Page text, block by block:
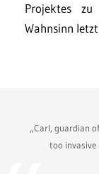
Projektes
Wahnsinn
„Carl, guardian
too invasive